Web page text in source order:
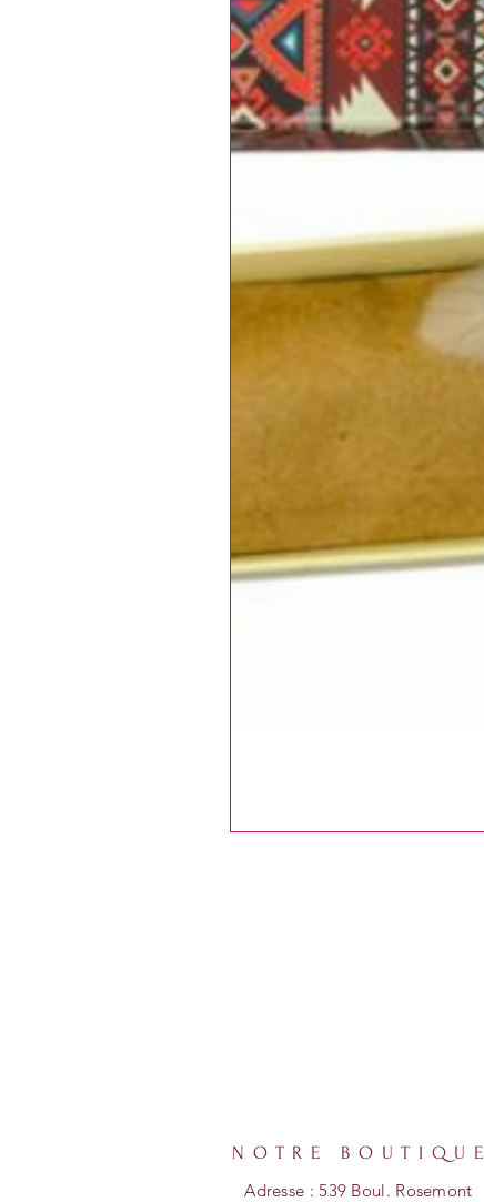
NOTRE BOUTIQUE
Adresse : 539 Boul. Rosemont